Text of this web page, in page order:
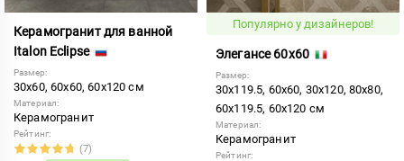
Керамогранит для ванной
Italon Eclipse
Размер:
30x60, 60x60, 60x120 см
Материал:
Керамогранит
Рейтинг:
(7)
Популярно у дизайнеров!
Элегансе 60x60
Размер:
30x119.5, 60x60, 30x120, 80x80,
60x119.5, 60x120 см
Материал:
Керамогранит
Рейтинг: